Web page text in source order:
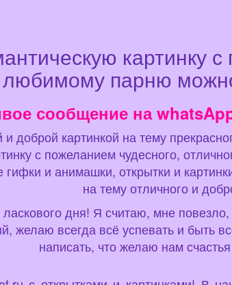
картинку
любимому парню
сообщение на
доброй картинкой на тему
с пожеланием чудесного,
и анимашки, открытки и
на тему отличного и
дня! Я считаю, мне
желаю всегда всё успевать и быть
написать, что желаю нам